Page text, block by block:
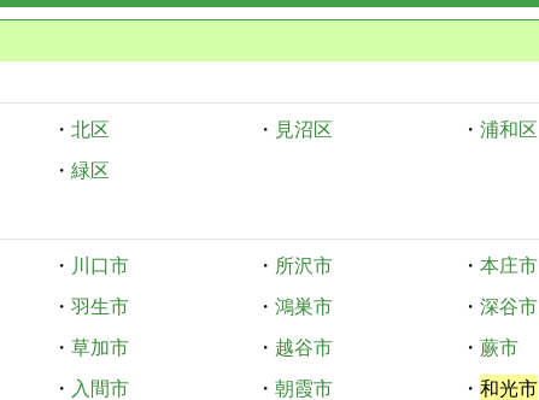
・ 北区 ・ 見沼区 ・ 浦和区
・ 緑区
・ 川口市 ・ 所沢市 ・ 本庄市
・ 羽生市 ・ 鴻巣市 ・ 深谷市
・ 草加市 ・ 越谷市 ・ 蕨市
・ 入間市 ・ 朝霞市 ・ 和光市